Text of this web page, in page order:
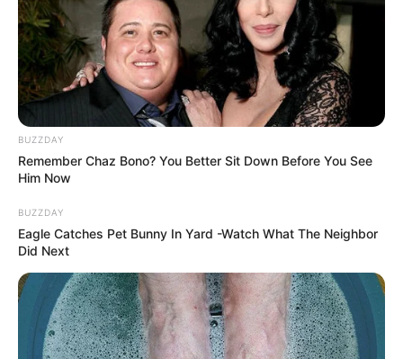
BUZZDAY
Remember Chaz Bono? You Better Sit Down Before You See
Him Now
BUZZDAY
Eagle Catches Pet Bunny In Yard -Watch What The Neighbor
Did Next